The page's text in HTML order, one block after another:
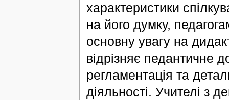
характеристики
на його думку,
основну увагу на
відрізняє педантичне
регламентація та
діяльності. Учителі з